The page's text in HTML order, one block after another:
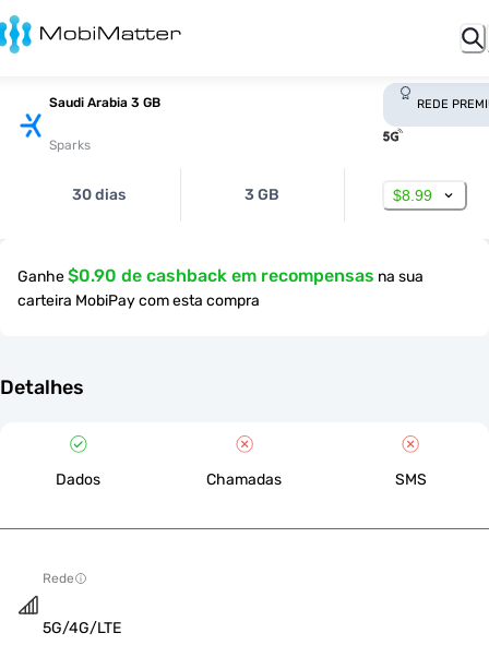
Saudi Arabia 3 GB
Sparks
REDE
30 dias 3 GB $8.99
Ganhe$0.90 de cashback em recompensas na sua
carteira MobiPay com esta compra
Detalhes
Dados Chamadas SMS
Rede
5G/4G/LTE